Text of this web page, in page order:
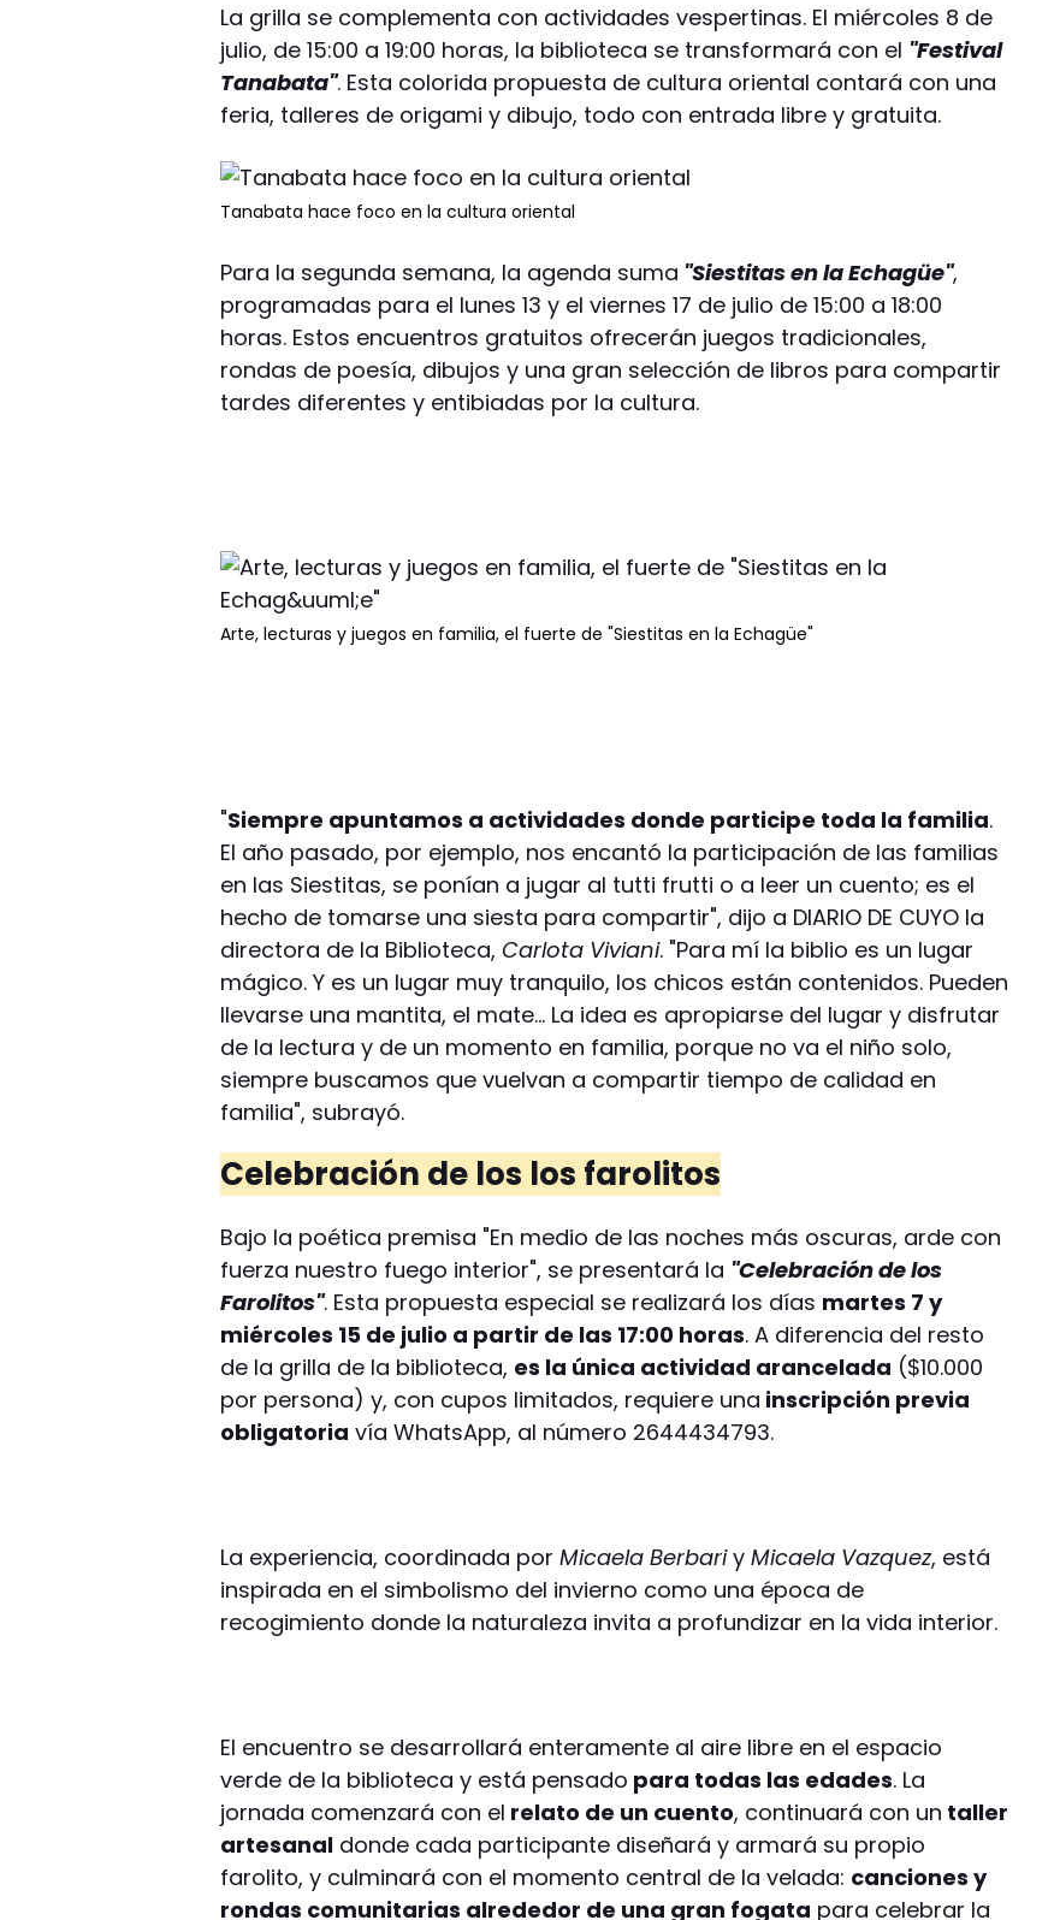
La grilla se complementa con actividades vespertinas. El miércoles 8 de
julio, de 15:00 a 19:00 horas, la biblioteca se transformará con el "Festival
Tanabata". Esta colorida propuesta de cultura oriental contará con una
feria, talleres de origami y dibujo, todo con entrada libre y gratuita.
Tanabata hace foco en la cultura oriental
Para la segunda semana, la agenda suma "Siestitas en la Echagüe",
programadas para el lunes 13 y el viernes 17 de julio de 15:00 a 18:00
horas. Estos encuentros gratuitos ofrecerán juegos tradicionales,
rondas de poesía, dibujos y una gran selección de libros para compartir
tardes diferentes y entibiadas por la cultura.
Arte, lecturas y juegos en familia, el fuerte de "Siestitas en la Echagüe"
"Siempre apuntamos a actividades donde participe toda la familia.
El año pasado, por ejemplo, nos encantó la participación de las familias
en las Siestitas, se ponían a jugar al tutti frutti o a leer un cuento; es el
hecho de tomarse una siesta para compartir", dijo a DIARIO DE CUYO la
directora de la Biblioteca,Carlota Viviani. "Para mí la biblio es un lugar
mágico. Y es un lugar muy tranquilo, los chicos están contenidos. Pueden
llevarse una mantita, el mate... La idea es apropiarse del lugar y disfrutar
de la lectura y de un momento en familia, porque no va el niño solo,
siempre buscamos que vuelvan a compartir tiempo de calidad en
familia", subrayó.
Celebración de los los farolitos
Bajo la poética premisa "En medio de las noches más oscuras, arde con
fuerza nuestro fuego interior", se presentará la "Celebración de los
Farolitos". Esta propuesta especial se realizará los días martes 7 y
miércoles 15 de julio a partir de las 17:00 horas. A diferencia del resto
de la grilla de la biblioteca, es la única actividad arancelada ($10.000
por persona) y, con cupos limitados, requiere una inscripción previa
obligatoria vía WhatsApp, al número 2644434793.
La experiencia, coordinada porMicaela BerbariyMicaela Vazquez, está
inspirada en el simbolismo del invierno como una época de
recogimiento donde la naturaleza invita a profundizar en la vida interior.
El encuentro se desarrollará enteramente al aire libre en el espacio
verde de la biblioteca y está pensado para todas las edades. La
jornada comenzará con el relato de un cuento, continuará con un taller
artesanal donde cada participante diseñará y armará su propio
farolito, y culminará con el momento central de la velada: canciones y
rondas comunitarias alrededor de una gran fogata para celebrar la